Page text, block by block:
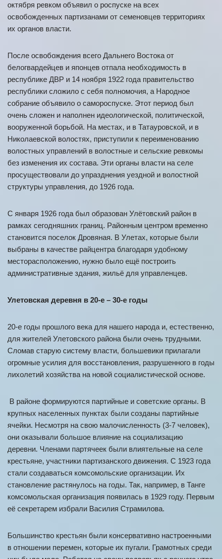
октября ревком объявил о роспуске на всех
освобожденных партизанами от семеновцев территориях
их органов власти.
После освобождения всего Дальнего Востока от
белогвардейцев и японцев отпала необходимость в
республике ДВР и 14 ноября 1922 года правительство
республики сложило с себя полномочия, а Народное
собрание объявило о самороспуске. Этот период был
очень сложен и наполнен идеологической, политической,
вооруженной борьбой. На местах, и в Татауровской, и в
Николаевской волостях, приступили к переименованию
волостных управлений в волостные и сельские ревкомы
без изменения их состава. Эти органы власти на селе
просуществовали до упразднения уездной и волостной
структуры управления, до 1926 года.
С января 1926 года был образован Улётовский район в
рамках сегодняшних границ. Районным центром временно
становится поселок Дровяная. В Улетах, которые были
выбраны в качестве райцентра благодаря удобному
месторасположению, нужно было ещё построить
административные здания, жильё для управленцев.
Улетовская деревня в 20-е – 30-е годы
20-е годы прошлого века для нашего народа и, естественно,
для жителей Улетовского района были очень трудными.
Сломав старую систему власти, большевики прилагали
огромные усилия для восстановления, разрушенного в годы
лихолетий хозяйства на новой социалистической основе.
В районе формируются партийные и советские органы. В
крупных населенных пунктах были созданы партийные
ячейки. Несмотря на свою малочисленность (3-7 человек),
они оказывали большое влияние на социализацию
деревни. Членами партячеек были влиятельные на селе
крестьяне, участники партизанского движения. С 1923 года
стали создаваться комсомольские организации. Их
становление растянулось на годы. Так, например, в Танге
комсомольская организация появилась в 1929 году. Первым
её секретарем избрали Василия Страмилова.
Большинство крестьян были консервативно настроенными
в отношении перемен, которые их пугали. Грамотных среди